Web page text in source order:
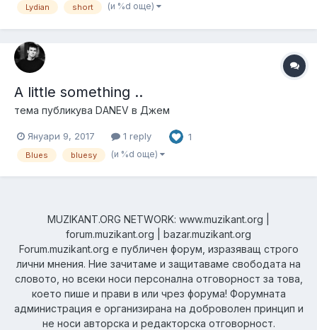
Lydian short (и %d още)
A little something ..
тема публикува DANEV в Джем
Януари 9, 2017 1 reply 1
Blues bluesy (и %d още)
MUZIKANT.ORG NETWORK: www.muzikant.org |
forum.muzikant.org | bazar.muzikant.org
Forum.muzikant.org е публичен форум, изразяващ строго
лични мнения. Ние зачитаме и защитаваме свободата на
словото, но всеки носи персонална отговорност за това,
което пише и прави в или чрез форума! Форумната
администрация е организирана на доброволен принцип и
не носи авторска и редакторска отговорност.